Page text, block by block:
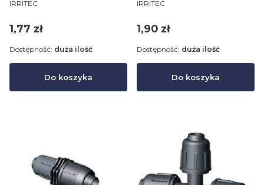
IRRITEC
Cena
1,77 zł
Do koszyka
Dostępność: duża ilość
IRRITEC
Cena
1,90 zł
Do koszyka
Dostępność: duża ilość